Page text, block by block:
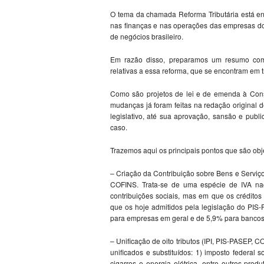
O tema da chamada Reforma Tributária está
nas finanças e nas operações das empresas
de negócios brasileiro.
Em razão disso, preparamos um resumo
relativas a essa reforma, que se encontram em
Como são projetos de lei e de emenda à
mudanças já foram feitas na redação original
legislativo, até sua aprovação, sansão e
caso.
Trazemos aqui os principais pontos que são
– Criação da Contribuição sobre Bens e
COFINS. Trata-se de uma espécie de IVA
contribuições sociais, mas em que os
que os hoje admitidos pela legislação do
para empresas em geral e de 5,9% para
– Unificação de oito tributos (IPI, PIS-PASEP,
unificados e substituídos: 1) imposto federal